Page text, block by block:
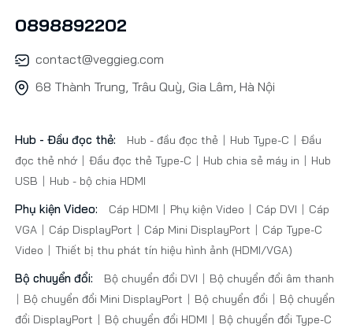
0898892202
contact@veggieg.com
68 Thành Trung, Trâu Quỳ, Gia Lâm, Hà Nội
Hub - Đầu đọc thẻ: Hub - đầu đọc thẻ Hub Type-C
Đầu
đọc thẻ nhớ
Đầu đọc thẻ Type-C Hub chia sẻ máy in
Hub
USB
Hub - bộ chia HDMI
Phụ kiện Video: Cáp HDMI Phụ kiện Video Cáp DVI
Cáp
VGA
Cáp DisplayPort Cáp Mini DisplayPort
Cáp Type-C
Video
Thiết bị thu phát tín hiệu hình ảnh (HDMI/VGA)
Bộ chuyển đổi: Bộ chuyển đổi DVI
Bộ chuyển đổi âm thanh
Bộ chuyển đổi Mini DisplayPort
Bộ chuyển đổi
Bộ chuyển
đổi DisplayPort
Bộ chuyển đổi HDMI
Bộ chuyển đổi Type-C